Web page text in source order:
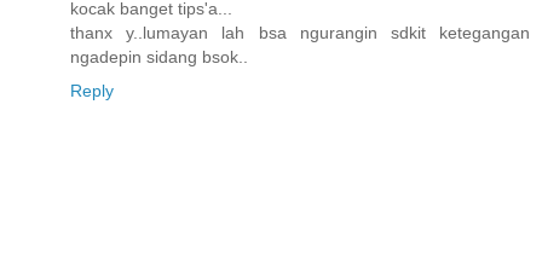
kocak banget tips'a...
thanx y..lumayan lah bsa ngurangin sdkit ketegangan
ngadepin sidang bsok..
Reply